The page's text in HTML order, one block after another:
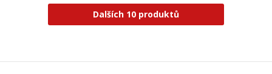
Dalších 10 produktů